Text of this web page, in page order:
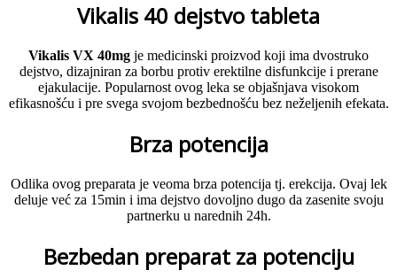
Vikalis 40 dejstvo tableta
Vikalis VX 40mg je medicinski proizvod koji ima dvostruko
dejstvo, dizajniran za borbu protiv erektilne disfunkcije i prerane
ejakulacije. Popularnost ovog leka se objašnjava visokom
efikasnošću i pre svega svojom bezbednošću bez neželjenih efekata.
Brza potencija
Odlika ovog preparata je veoma brza potencija tj. erekcija. Ovaj lek
deluje već za 15min i ima dejstvo dovoljno dugo da zasenite svoju
partnerku u narednih 24h.
Bezbedan preparat za potenciju